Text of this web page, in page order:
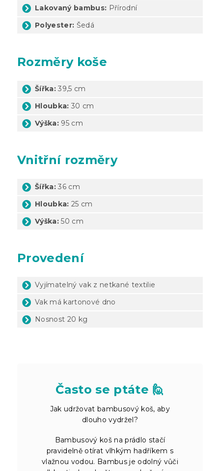
Lakovaný bambus: Přírodní
Polyester: Šedá
Rozměry koše
Šířka: 39,5 cm
Hloubka: 30 cm
Výška: 95 cm
Vnitřní rozměry
Šířka: 36 cm
Hloubka: 25 cm
Výška: 50 cm
Provedení
Vyjímatelný vak z netkané textilie
Vak má kartonové dno
Nosnost 20 kg
Často se ptáte 🙋
Jak udržovat bambusový koš, aby
dlouho vydržel?
Bambusový koš na prádlo stačí
pravidelně otírat vlhkým hadříkem s
vlažnou vodou. Bambus je odolný vůči